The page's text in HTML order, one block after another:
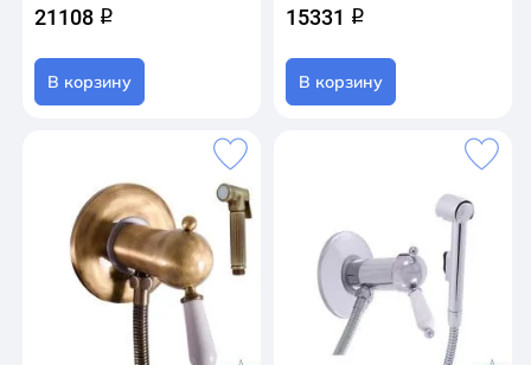
21108 q
В корзину
15331 q
В корзину